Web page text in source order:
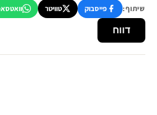
שיתוף: פייסבוק טוויטר
דווח